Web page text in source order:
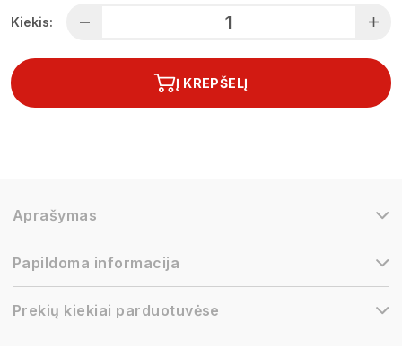
Kiekis:
Į KREPŠELĮ
Aprašymas
Papildoma informacija
Prekių kiekiai parduotuvėse